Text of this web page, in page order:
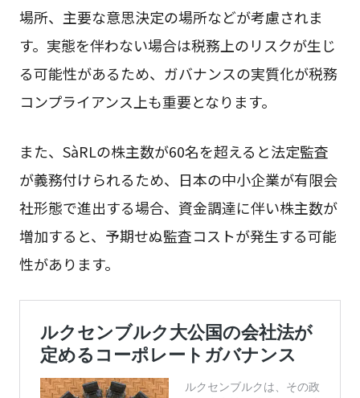
場所、主要な意思決定の場所などが考慮されま
す。実態を伴わない場合は税務上のリスクが生じ
る可能性があるため、ガバナンスの実質化が税務
コンプライアンス上も重要となります。
また、SàRLの株主数が60名を超えると法定監査
が義務付けられるため、日本の中小企業が有限会
社形態で進出する場合、資金調達に伴い株主数が
増加すると、予期せぬ監査コストが発生する可能
性があります。